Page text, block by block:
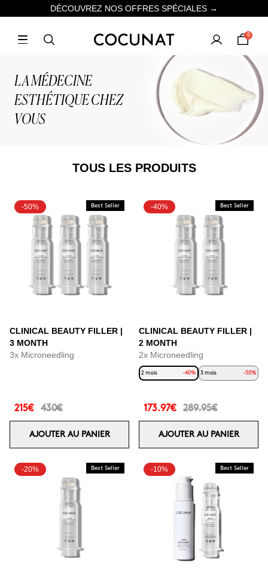
DÉCOUVREZ NOS OFFRES SPÉCIALES →
0
LA MÉDECINE
ESTHÉTIQUE CHEZ
VOUS
TOUS LES PRODUITS
-50% Best Seller
CLINICAL BEAUTY FILLER |
3 MONTH
3x Microneedling
215€ 430€
AJOUTER AU PANIER
-40% Best Seller
CLINICAL BEAUTY FILLER |
2 MONTH
2x Microneedling
2 mois -40% 3 mois -50%
173.97€ 289.95€
AJOUTER AU PANIER
-20% Best Seller -10% Best Seller